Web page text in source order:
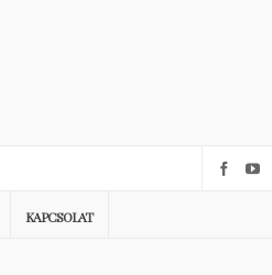
KAPCSOLAT